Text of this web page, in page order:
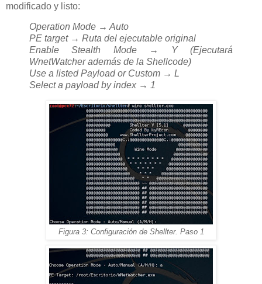
modificado y listo:
Operation Mode → Auto
PE target → Ruta del ejecutable original
Enable Stealth Mode → Y (Ejecutará
WnetWatcher además de la Shellcode)
Use a listed Payload or Custom → L
Select a payload by index → 1
Figura 3: Configuración de Shellter. Paso 1